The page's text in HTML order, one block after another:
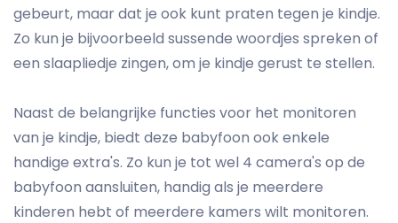
gebeurt, maar dat je ook kunt praten tegen je kindje.
Zo kun je bijvoorbeeld sussende woordjes spreken of
een slaapliedje zingen, om je kindje gerust te stellen.
Naast de belangrijke functies voor het monitoren
van je kindje, biedt deze babyfoon ook enkele
handige extra's. Zo kun je tot wel 4 camera's op de
babyfoon aansluiten, handig als je meerdere
kinderen hebt of meerdere kamers wilt monitoren.